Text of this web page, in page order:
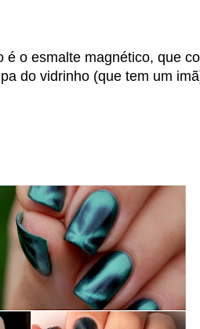
o esmalte magnético, que
do vidrinho (que tem um